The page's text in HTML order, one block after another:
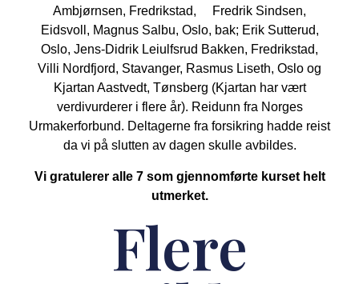
Ambjørnsen, Fredrikstad, Fredrik Sindsen,
Eidsvoll, Magnus Salbu, Oslo, bak; Erik Sutterud,
Oslo, Jens-Didrik Leiulfsrud Bakken, Fredrikstad,
Villi Nordfjord, Stavanger, Rasmus Liseth, Oslo og
Kjartan Aastvedt, Tønsberg (Kjartan har vært
verdivurderer i flere år). Reidunn fra Norges
Urmakerforbund. Deltagerne fra forsikring hadde reist
da vi på slutten av dagen skulle avbildes.
Vi gratulerer alle 7 som gjennomførte kurset helt
utmerket.
Flere